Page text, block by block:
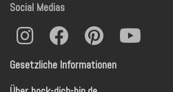
Gesetzliche Informationen
Social Medias